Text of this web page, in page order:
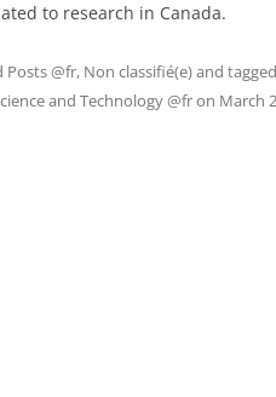
to research in Canada.
Posts @fr, Non classifié(e)and tagged
and Technology @fron March